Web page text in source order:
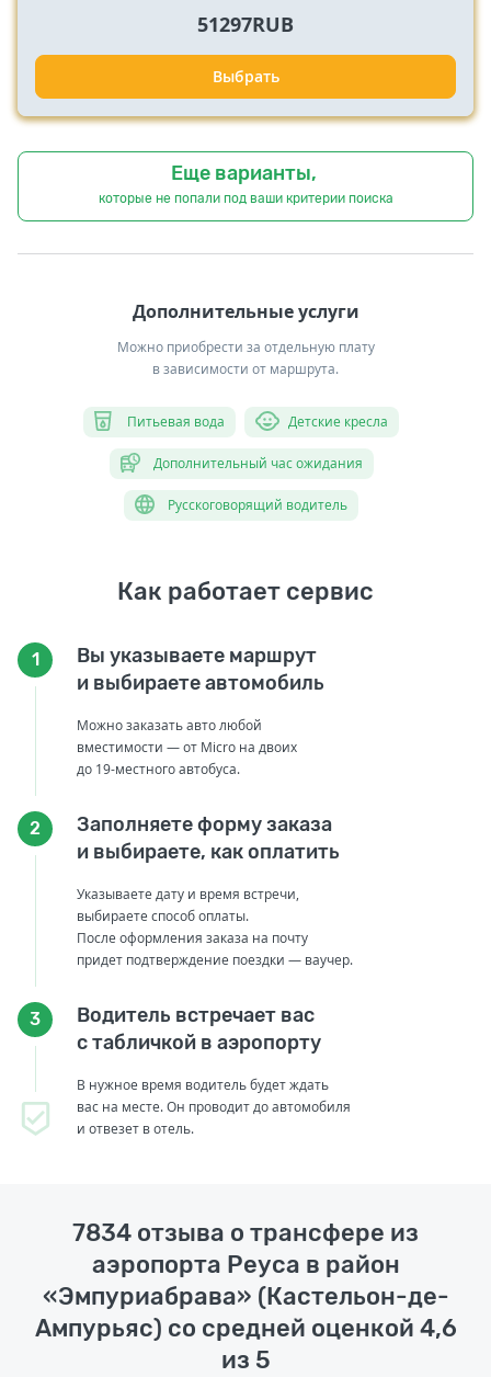
51297RUB
Выбрать
Еще варианты,
которые не попали под ваши критерии поиска
Дополнительные услуги
Можно приобрести за отдельную плату
в зависимости от маршрута.
Питьевая вода Детские кресла
Дополнительный час ожидания
Русскоговорящий водитель
Как работает сервис
1
Вы указываете маршрут
и выбираете автомобиль
Можно заказать авто любой
вместимости — от Micro на двоих
до 19-местного автобуса.
2
Заполняете форму заказа
и выбираете, как оплатить
Указываете дату и время встречи,
выбираете способ оплаты.
После оформления заказа на почту
придет подтверждение поездки — ваучер.
3
Водитель встречает вас
с табличкой в аэропорту
В нужное время водитель будет ждать
вас на месте. Он проводит до автомобиля
и отвезет в отель.
7834 отзыва о трансфере из
аэропорта Реуса в район
«Эмпуриабрава» (Кастельон-де-
Ампурьяс) со средней оценкой 4,6
из 5